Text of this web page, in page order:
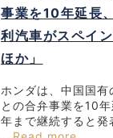
事業を10年延長
利汽車がスペイ
ほか」
ホンダは、中国国有
との合弁事業を10
年まで継続すると発